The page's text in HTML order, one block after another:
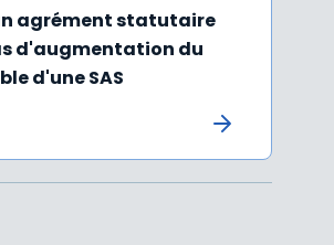
agrément statutaire
d'augmentation du
d'une SAS